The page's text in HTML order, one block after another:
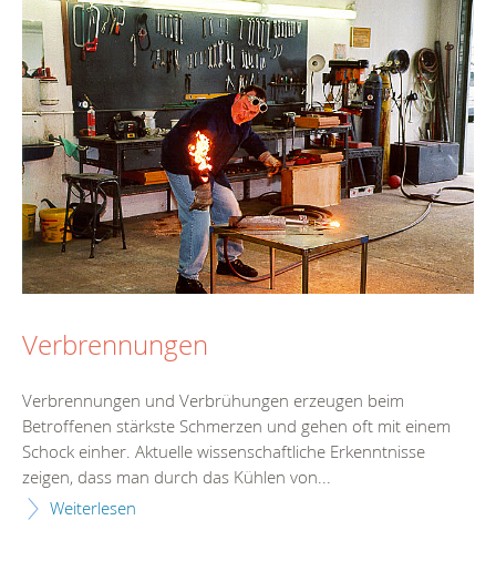
Verbrennungen
Verbrennungen und Verbrühungen erzeugen beim
Betroffenen stärkste Schmerzen und gehen oft mit einem
Schock einher. Aktuelle wissenschaftliche Erkenntnisse
zeigen, dass man durch das Kühlen von...
Weiterlesen